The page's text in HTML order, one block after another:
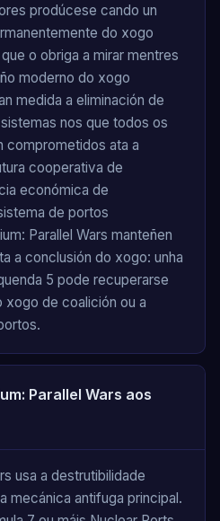
prodúcese cando un
do xogo
o obriga a mirar mentres
moderno do xogo
medida a eliminación de
nos que todos os
comprometidos ata a
cooperativa de
económica de
de portos
Parallel Wars manteñen
a conclusión do xogo: unha
5 pode recuperarse
xogo de coalición ou a
Parallel Wars aos
usa a destrutibilidade
mecánica antifuga principal.